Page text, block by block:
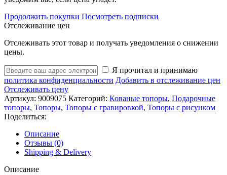
Продолжить покупки Посмотреть подписки
Отслеживание цен
Отслеживать этот товар и получать уведомления о снижении
цены.
Я прочитал и принимаю
политика конфиденциальности Добавить в отслеживание цен
Отслеживать цену
Артикул: 9009075 Категорий: Кованые топоры, Подарочные
топоры, Топоры, Топоры с гравировкой, Топоры с рисунком
Поделиться:
Описание
Отзывы (0)
Shipping & Delivery
Описание